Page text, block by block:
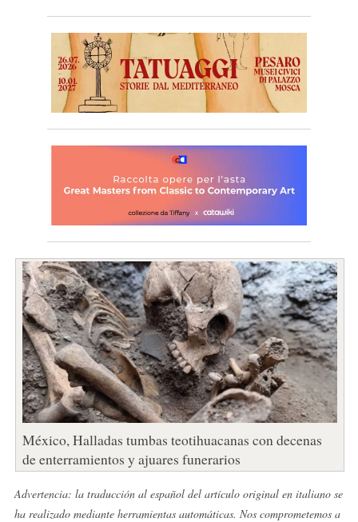
México, Halladas tumbas teotihuacanas con decenas
de enterramientos y ajuares funerarios
Advertencia: la traducción al español del artículo original en italiano se
ha realizado mediante herramientas automáticas. Nos comprometemos a